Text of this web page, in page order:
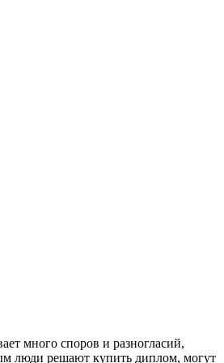
много споров и разногласий,
люди решают купить диплом, могут